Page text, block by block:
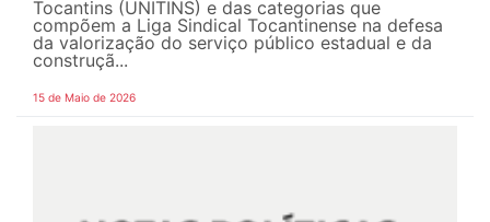
Tocantins (UNITINS) e das categorias que
compõem a Liga Sindical Tocantinense na defesa
da valorização do serviço público estadual e da
construçã...
15 de Maio de 2026